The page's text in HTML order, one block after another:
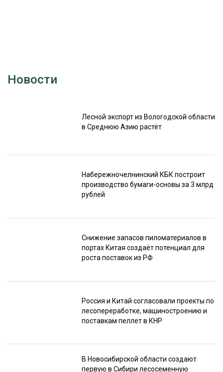
Новости
Лесной экспорт из Вологодской области
в Среднюю Азию растёт
Набережночелнинский КБК построит
производство бумаги-основы за 3 млрд
рублей
Снижение запасов пиломатериалов в
портах Китая создаёт потенциал для
роста поставок из РФ
Россия и Китай согласовали проекты по
лесопереработке, машиностроению и
поставкам пеллет в КНР
В Новосибирской области создают
первую в Сибири лесосеменную